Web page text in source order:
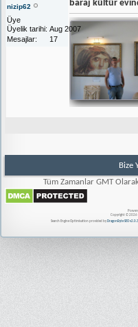
nizip62
Üye
Üyelik tarihi Aug 2007
Mesajlar
17
baraj kültür
Bize
Tüm Zamanlar GMT
Copyright © 2026
Search Engine Optimisation provided by DragonByte SEO